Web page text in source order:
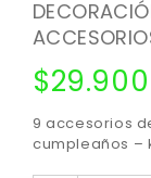
$29.900
9 accesorios
cumpleaños –